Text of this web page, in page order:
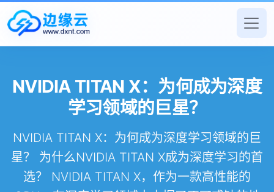
NVIDIA TITAN X：为何成为深度
学习领域的巨星？
NVIDIA TITAN X：为何成为深度学习领域的巨
星？ 为什么NVIDIA TITAN X成为深度学习的首
选？ NVIDIA TITAN X，作为一款高性能的